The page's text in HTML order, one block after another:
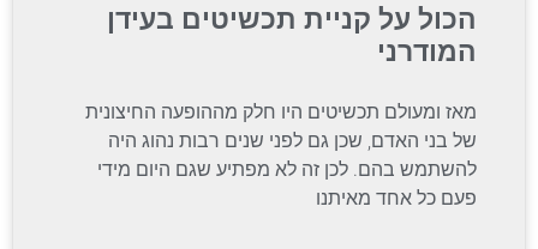
הכול על קניית תכשיטים בעידן
המודרני
מאז ומעולם תכשיטים היו חלק מההופעה החיצונית
של בני האדם, שכן גם לפני שנים רבות נהוג היה
להשתמש בהם. לכן זה לא מפתיע שגם היום מידי
פעם כל אחד מאיתנו